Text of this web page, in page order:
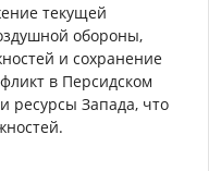
текущей
обороны,
и сохранение
в Персидском
ресурсы Запада, что